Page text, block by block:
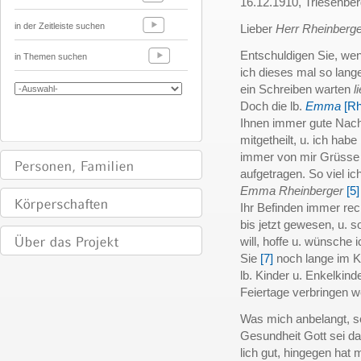
in der Zeitleiste suchen
in Themen suchen
Lieber Herr
Entschuldigen Sie,
ich dieses mal so
ein Schreiben warten
Doch die lb. Emma
Ihnen immer gute
mitgetheilt, u. ich habe
immer von mir
aufgetragen. So viel
Emma Rheinberger [5]
Ihr Befinden immer
bis jetzt gewesen, u.
will, hoffe u. wünsche
Sie [7] noch lange im
lb. Kinder u.
Feiertage verbringen
Was mich anbelangt,
Gesundheit Gott sei
lich gut, hingegen hat